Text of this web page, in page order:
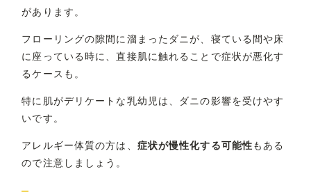
があります。
フローリングの隙間に溜まったダニが、寝ている間や床
に座っている時に、直接肌に触れることで症状が悪化す
るケースも。
特に肌がデリケートな乳幼児は、ダニの影響を受けやす
いです。
アレルギー体質の方は、 症状が慢性化する可能性もある
ので注意しましょう。